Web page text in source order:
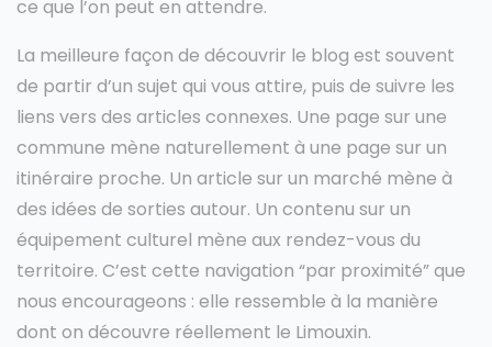
ce que l’on peut en attendre.
La meilleure façon de découvrir le blog est souvent
de partir d’un sujet qui vous attire, puis de suivre les
liens vers des articles connexes. Une page sur une
commune mène naturellement à une page sur un
itinéraire proche. Un article sur un marché mène à
des idées de sorties autour. Un contenu sur un
équipement culturel mène aux rendez-vous du
territoire. C’est cette navigation “par proximité” que
nous encourageons : elle ressemble à la manière
dont on découvre réellement le Limouxin.